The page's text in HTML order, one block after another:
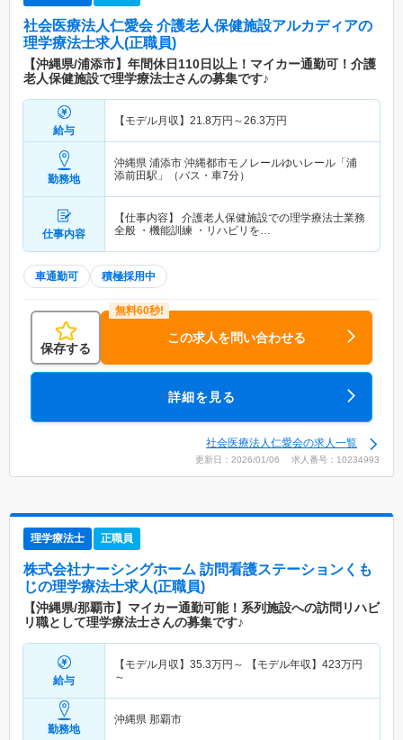
社会医療法人仁愛会 介護老人保健施設アルカディアの
理学療法士求人(正職員)
【沖縄県/浦添市】年間休日110日以上！マイカー通勤可！介護
老人保健施設で理学療法士さんの募集です♪
給与
【モデル月収】 21.8万円～26.3万円
勤務地
沖縄県 浦添市 沖縄都市モノレールゆいレール「浦
添前田駅」（バス・車7分）
仕事内容
【仕事内容】 介護老人保健施設での理学療法士業務
全般 ・機能訓練 ・リハビリを…
車通勤可 積極採用中
保存する
この求人を問い合わせる
詳細を見る
社会医療法人仁愛会の求人一覧
更新日：2026/01/06 求人番号：10234993
理学療法士 正職員
株式会社ナーシングホーム 訪問看護ステーションくも
じの理学療法士求人(正職員)
【沖縄県/那覇市】マイカー通勤可能！系列施設への訪問リハビ
リ職として理学療法士さんの募集です♪
給与
【モデル月収】 35.3万円～ 【モデル年収】 423万円
～
勤務地
沖縄県 那覇市